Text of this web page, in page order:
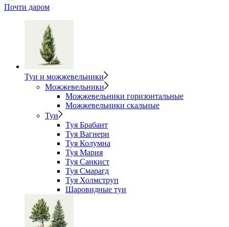
Почти даром
Туи и можжевельники
Можжевельники
Можжевельники горизонтальные
Можжевельники скальные
Туи
Туя Брабант
Туя Вагнери
Туя Колумна
Туя Мария
Туя Санкист
Туя Смарагд
Туя Холмструп
Шаровидные туи